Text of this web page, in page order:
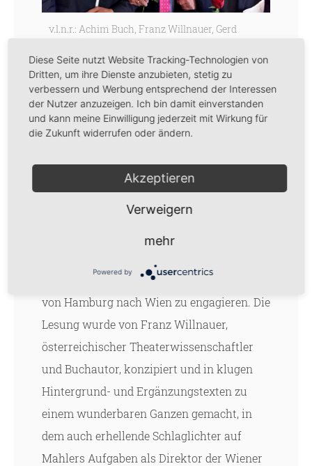
v.l.n.r.: Achim Buch, Franz Willnauer, Gerd
An diesem vergnüglichen Nachmittag im
Heine Haus am 7. Mai kamen Mahlerianer
auf ihre Kosten: Die Schauspieler Achim
Buch (Hamburg) und Gerd Wameling
(Berlin) entfalteten gekonnt das
„Trauerspiel in 30 Briefen“, in dem Gustav
der zu der Zeit renommiertesten Tenöre,
von Hamburg nach Wien zu engagieren. Die
Lesung wurde von Franz Willnauer,
österreichischer Theaterwissenschaftler
und Buchautor, konzipiert und in klugen
Hintergrund- und Ergänzungstexten zu
einem wunderbaren Ganzen gemacht, in
dem auch erhellende Schlaglichter auf
Mahlers Aufgaben als Direktor der Wiener
Diese Seite nutzt Website Tracking-Technologien von
Dritten, um ihre Dienste anzubieten, stetig zu
verbessern und Werbung entsprechend der Interessen
der Nutzer anzuzeigen. Ich bin damit einverstanden
und kann meine Einwilligung jederzeit mit Wirkung für
die Zukunft widerrufen oder ändern.
Akzeptieren
Verweigern
mehr
Powered by